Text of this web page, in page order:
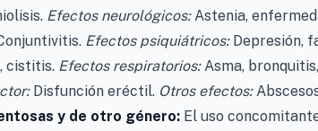
Efectos neurológicos:Astenia,
Efectos psiquiátricos:Depresión,
cistitis. Efectos respiratorios:Asma,
Disfunción eréctil. Otros efectos:
y de otro género: El uso